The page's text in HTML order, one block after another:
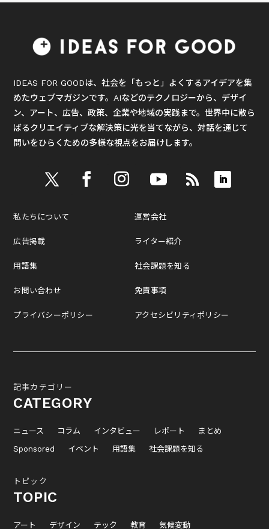
IDEAS FOR GOODは、社会を「もっと」よくするアイデアを集
めたウェブマガジンです。AIなどのテクノロジーから、デザイ
ン、アート、広告、政策、企業や地域の実践まで。世界中に散ら
ばるクリエイティブな解決策に光を当てながら、対話を通じて
問いをひらくための多様な視点をお届けします。
私たちについて
広告掲載
用語集
お問い合わせ
プライバシーポリシー
運営会社
ライター紹介
社会課題を知る
免責事項
アクセシビリティポリシー
記事カテゴリー
CATEGORY
ニュース コラム インタビュー レポート
まとめ
Sponsored
イベント 用語集 社会課題を知る
トピック
TOPIC
アート デザイン テック 教育 気候変動